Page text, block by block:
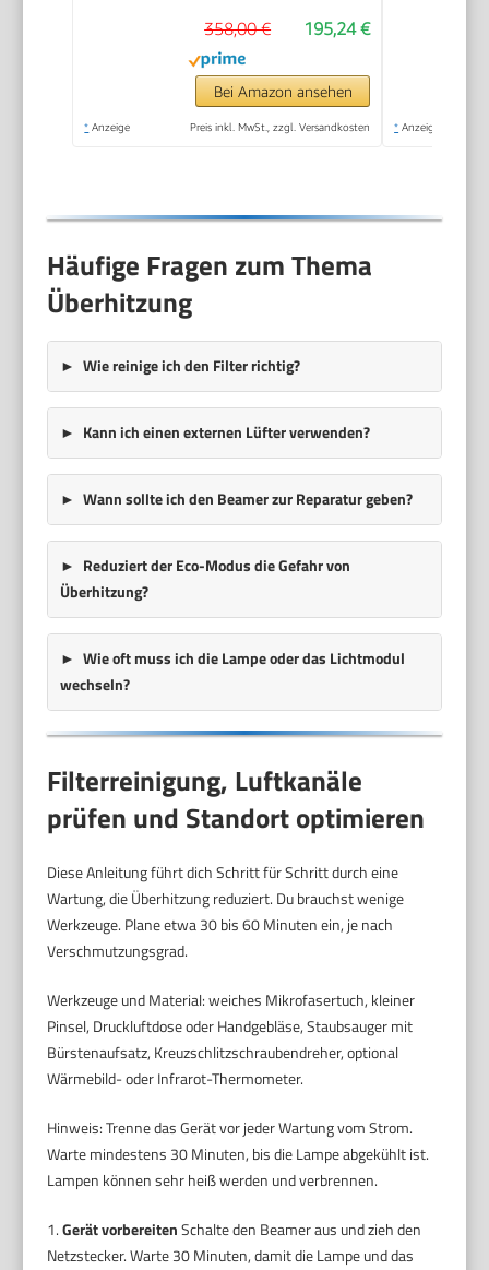
Unterstützt, WiFi
Bluetooth Full HD
1080P Outdoor
Deckenmontage
195,24 €
358,00 €
Bei Amazon ansehen
* Anzeige Preis inkl. MwSt., zzgl. Versandkosten * Anzeige
Häufige Fragen zum Thema
Überhitzung
Wie reinige ich den Filter richtig?
Kann ich einen externen Lüfter verwenden?
Wann sollte ich den Beamer zur Reparatur geben?
Reduziert der Eco-Modus die Gefahr von
Überhitzung?
Wie oft muss ich die Lampe oder das Lichtmodul
wechseln?
Filterreinigung, Luftkanäle
prüfen und Standort optimieren
Diese Anleitung führt dich Schritt für Schritt durch eine
Wartung, die Überhitzung reduziert. Du brauchst wenige
Werkzeuge. Plane etwa 30 bis 60 Minuten ein, je nach
Verschmutzungsgrad.
Werkzeuge und Material: weiches Mikrofasertuch, kleiner
Pinsel, Druckluftdose oder Handgebläse, Staubsauger mit
Bürstenaufsatz, Kreuzschlitzschraubendreher, optional
Wärmebild- oder Infrarot-Thermometer.
Hinweis: Trenne das Gerät vor jeder Wartung vom Strom.
Warte mindestens 30 Minuten, bis die Lampe abgekühlt ist.
Lampen können sehr heiß werden und verbrennen.
1.Gerät vorbereitenSchalte den Beamer aus und zieh den
Netzstecker. Warte 30 Minuten, damit die Lampe und das